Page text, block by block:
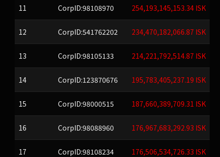
11 CorpID:98108970 254,193,145,153.34 ISK
12 CorpID:541762202 234,470,182,066.87 ISK
13 CorpID:98105133 214,221,792,514.87 ISK
14 CorpID:123870676 195,783,405,237.19 ISK
15 CorpID:98000515 187,660,389,709.31 ISK
16 CorpID:98088960 176,967,683,292.93 ISK
17 CorpID:98108234 176,506,534,726.33 ISK